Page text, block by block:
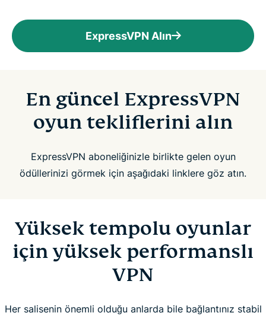
ExpressVPN Alın
En güncel ExpressVPN
oyun tekliflerini alın
ExpressVPN aboneliğinizle birlikte gelen oyun
ödüllerinizi görmek için aşağıdaki linklere göz atın.
Yüksek tempolu oyunlar
için yüksek performanslı
VPN
Her salisenin önemli olduğu anlarda bile bağlantınız stabil